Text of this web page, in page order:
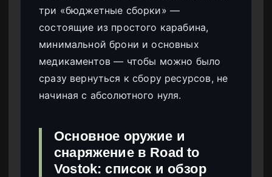
три «бюджетные сборки» —
состоящие из простого карабина,
минимальной брони и основных
медикаментов — чтобы можно было
сразу вернуться к сбору ресурсов, не
начиная с абсолютного нуля.
Основное оружие и
снаряжение в Road to
Vostok: список и обзор